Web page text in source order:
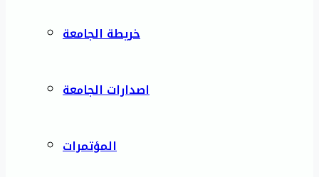
خريطة الجامعة
اصدارات الجامعة
المؤتمرات